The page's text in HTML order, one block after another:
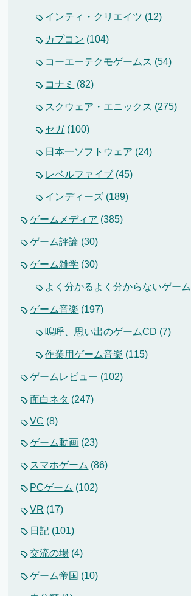
インティ・クリエイツ (12)
カプコン (104)
コーエーテクモゲームス (54)
コナミ (82)
スクウェア・エニックス (275)
セガ(100)
日本一ソフトウェア (24)
レベルファイブ (45)
インディーズ (189)
ゲームメディア (385)
ゲーム評論 (30)
ゲーム雑学 (30)
よく分かるよく分からないゲー
ゲーム音楽 (197)
嗚呼、思い出のゲームCD (7)
作業用ゲーム音楽 (115)
ゲームレビュー (102)
面白ネタ (247)
VC (8)
ゲーム動画 (23)
スマホゲーム (86)
PCゲーム (102)
VR (17)
日記 (101)
交流の場 (4)
ゲーム帝国 (10)